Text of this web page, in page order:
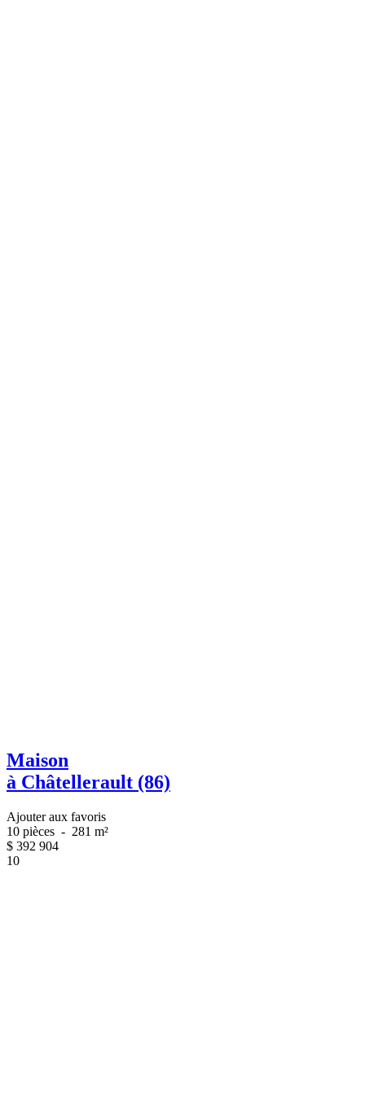
Maison
à Châtellerault (86)
Ajouter aux favoris
10 pièces - 281 m²
$ 392 904
10